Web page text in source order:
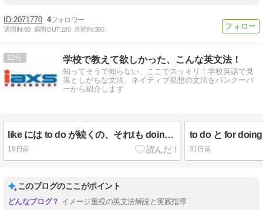
2071770 4
週間IN:80 週間OUT:180 月間IN:380
22 学校で教えて欲しかった、こんな英文法！
知ってそうで知らない、ここでスッキリ！学校英語で見
落としがちな文法、ネイティブ発想の文法をバンクーバ
ーから紹介します
like には to do が続くの、それtも doing が続くの？
19日前
to do と for
31日前
このブログのここがポイント
イメージ重視の英文法解説と実践指導